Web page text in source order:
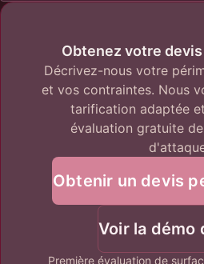
Obtenez votre
Décrivez-nous votre
et vos contraintes. Nous
tarification adaptée
évaluation gratuite
Obtenir un devis
Voir la démo
Première évaluation de